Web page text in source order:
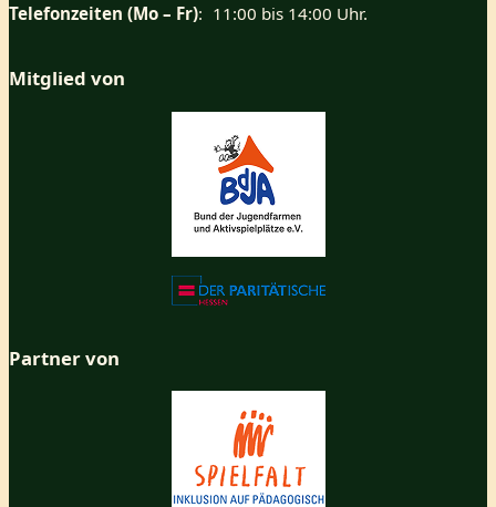
Telefonzeiten (Mo – Fr): 11:00 bis 14:00 Uhr.
Mitglied von
Partner von